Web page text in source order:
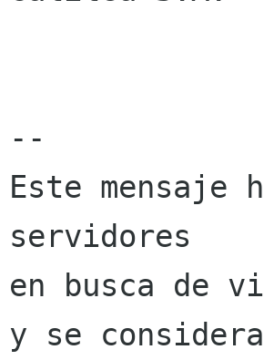
--
Este mensaje
servidores
en busca de
y se